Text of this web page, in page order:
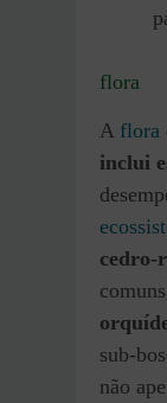
flora
A flora
inclui
cedro-
sub-
não